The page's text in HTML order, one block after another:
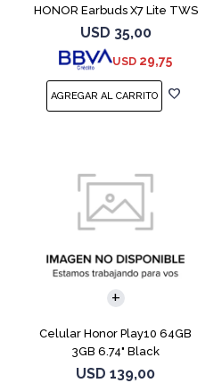
HONOR Earbuds X7 Lite TWS
White
USD 35,00
USD 29,75
Celular Honor Play10 64GB
3GB 6.74" Black
USD 139,00
COMPARAR